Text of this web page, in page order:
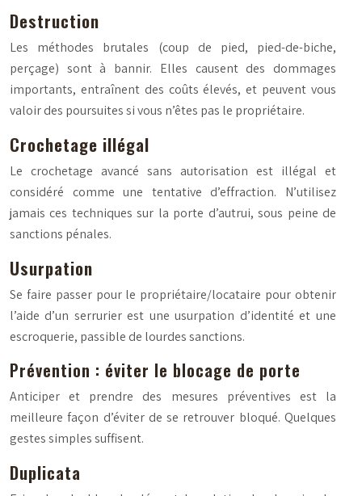
Destruction
Les méthodes brutales (coup de pied, pied-de-biche,
perçage) sont à bannir. Elles causent des dommages
importants, entraînent des coûts élevés, et peuvent vous
valoir des poursuites si vous n’êtes pas le propriétaire.
Crochetage illégal
Le crochetage avancé sans autorisation est illégal et
considéré comme une tentative d’effraction. N’utilisez
jamais ces techniques sur la porte d’autrui, sous peine de
sanctions pénales.
Usurpation
Se faire passer pour le propriétaire/locataire pour obtenir
l’aide d’un serrurier est une usurpation d’identité et une
escroquerie, passible de lourdes sanctions.
Prévention : éviter le blocage de porte
Anticiper et prendre des mesures préventives est la
meilleure façon d’éviter de se retrouver bloqué. Quelques
gestes simples suffisent.
Duplicata